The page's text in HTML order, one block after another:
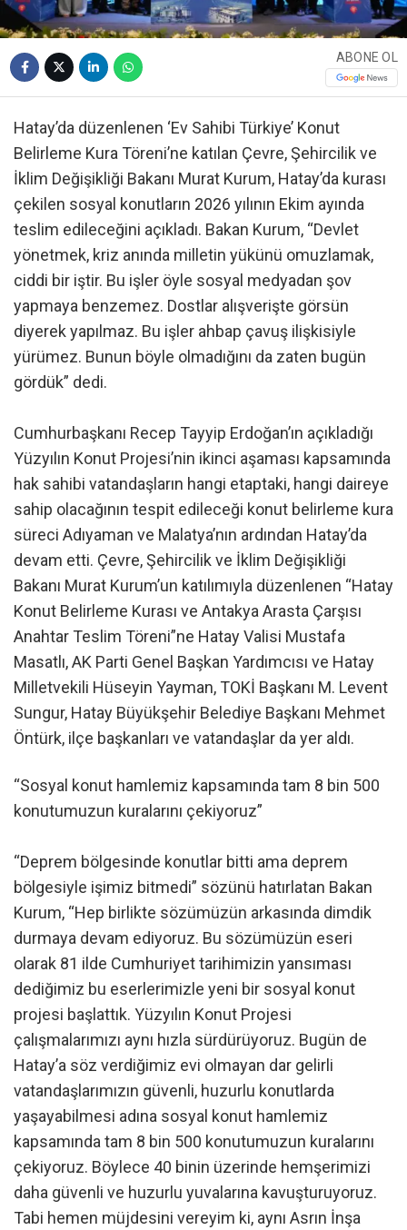
ABONE OL
Hatay’da düzenlenen ‘Ev Sahibi Türkiye’ Konut
Belirleme Kura Töreni’ne katılan Çevre, Şehircilik ve
İklim Değişikliği Bakanı Murat Kurum, Hatay’da kurası
çekilen sosyal konutların 2026 yılının Ekim ayında
teslim edileceğini açıkladı. Bakan Kurum, “Devlet
yönetmek, kriz anında milletin yükünü omuzlamak,
ciddi bir iştir. Bu işler öyle sosyal medyadan şov
yapmaya benzemez. Dostlar alışverişte görsün
diyerek yapılmaz. Bu işler ahbap çavuş ilişkisiyle
yürümez. Bunun böyle olmadığını da zaten bugün
gördük” dedi.
Cumhurbaşkanı Recep Tayyip Erdoğan’ın açıkladığı
Yüzyılın Konut Projesi’nin ikinci aşaması kapsamında
hak sahibi vatandaşların hangi etaptaki, hangi daireye
sahip olacağının tespit edileceği konut belirleme kura
süreci Adıyaman ve Malatya’nın ardından Hatay’da
devam etti. Çevre, Şehircilik ve İklim Değişikliği
Bakanı Murat Kurum’un katılımıyla düzenlenen “Hatay
Konut Belirleme Kurası ve Antakya Arasta Çarşısı
Anahtar Teslim Töreni”ne Hatay Valisi Mustafa
Masatlı, AK Parti Genel Başkan Yardımcısı ve Hatay
Milletvekili Hüseyin Yayman, TOKİ Başkanı M. Levent
Sungur, Hatay Büyükşehir Belediye Başkanı Mehmet
Öntürk, ilçe başkanları ve vatandaşlar da yer aldı.
“Sosyal konut hamlemiz kapsamında tam 8 bin 500
konutumuzun kuralarını çekiyoruz”
“Deprem bölgesinde konutlar bitti ama deprem
bölgesiyle işimiz bitmedi” sözünü hatırlatan Bakan
Kurum, “Hep birlikte sözümüzün arkasında dimdik
durmaya devam ediyoruz. Bu sözümüzün eseri
olarak 81 ilde Cumhuriyet tarihimizin yansıması
dediğimiz bu eserlerimizle yeni bir sosyal konut
projesi başlattık. Yüzyılın Konut Projesi
çalışmalarımızı aynı hızla sürdürüyoruz. Bugün de
Hatay’a söz verdiğimiz evi olmayan dar gelirli
vatandaşlarımızın güvenli, huzurlu konutlarda
yaşayabilmesi adına sosyal konut hamlemiz
kapsamında tam 8 bin 500 konutumuzun kuralarını
çekiyoruz. Böylece 40 binin üzerinde hemşerimizi
daha güvenli ve huzurlu yuvalarına kavuşturuyoruz.
Tabi hemen müjdesini vereyim ki, aynı Asrın İnşa